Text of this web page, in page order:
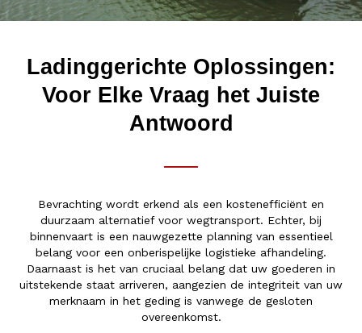
Ladinggerichte Oplossingen:
Voor Elke Vraag het Juiste
Antwoord
Bevrachting wordt erkend als een kostenefficiënt en
duurzaam alternatief voor wegtransport. Echter, bij
binnenvaart is een nauwgezette planning van essentieel
belang voor een onberispelijke logistieke afhandeling.
Daarnaast is het van cruciaal belang dat uw goederen in
uitstekende staat arriveren, aangezien de integriteit van uw
merknaam in het geding is vanwege de gesloten
overeenkomst.